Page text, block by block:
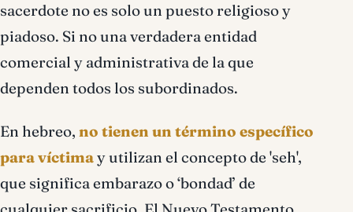
sacerdote no es solo un puesto religioso y
piadoso. Si no una verdadera entidad
comercial y administrativa de la que
dependen todos los subordinados.
En hebreo, no tienen un término específico
para víctimay utilizan el concepto de 'seh',
que significa embarazo o ‘bondad’ de